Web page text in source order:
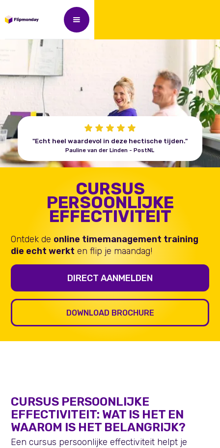
CURSUS
PERSOONLIJKE
EFFECTIVITEIT
Ontdek de online timemanagement training
die echt werkt en flip je maandag!
DIRECT AANMELDEN
DOWNLOAD BROCHURE
"Echt heel waardevol in deze hectische tijden."
Pauline van der Linden - PostNL
CURSUS PERSOONLIJKE
EFFECTIVITEIT: WAT IS HET EN
WAAROM IS HET BELANGRIJK?
Een cursus persoonlijke effectiviteit helpt je